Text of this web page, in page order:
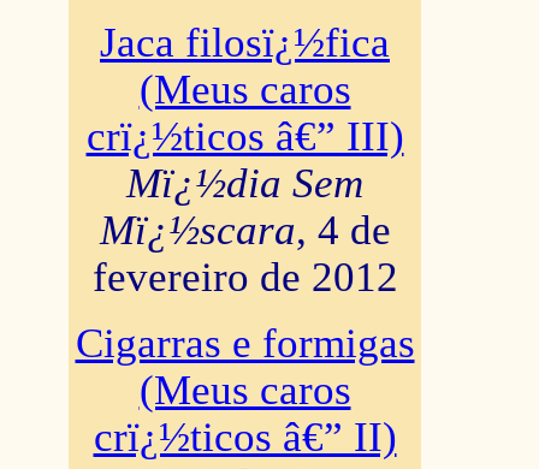
Jaca filosï¿½fica
(Meus caros
crï¿½ticos â€” III)
Mï¿½dia Sem
Mï¿½scara, 4 de
fevereiro de 2012
Cigarras e formigas
(Meus caros
crï¿½ticos â€” II)